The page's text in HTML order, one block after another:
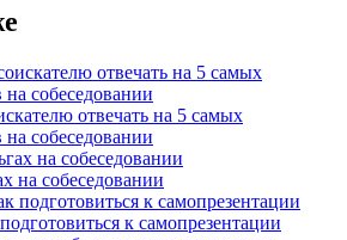
отвечать на 5 самых
собеседовании
на собеседовании
к самопрезентации